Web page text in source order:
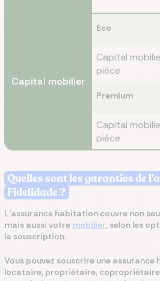
Capital mobilier
Eco
Capital
pièce
Premium
Capital
pièce
Quelles sont les garanties de
Fidelidade ?
L'assurance habitation couvre non
mais aussi votre mobilier, selon les
la souscription.
Vous pouvez souscrire une assurance
locataire, propriétaire,